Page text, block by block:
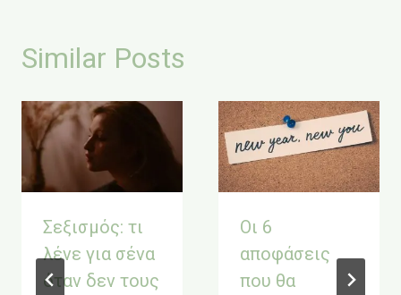
Similar Posts
Σεξισμός: τι
λένε για σένα
όταν δεν τους
Οι 6
αποφάσεις
που θα